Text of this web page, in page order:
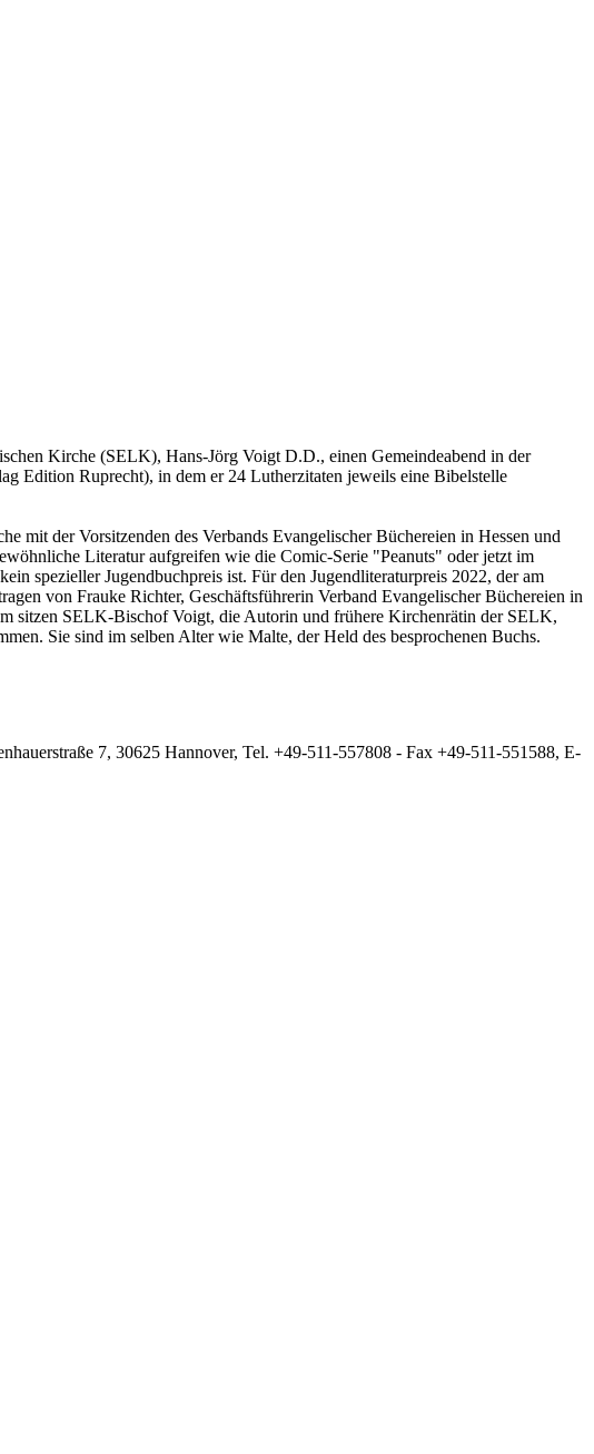
Kirche (SELK), Hans-Jörg Voigt D.D., einen Gemeindeabend in der
Edition Ruprecht), in dem er 24 Lutherzitaten jeweils eine Bibelstelle
der Vorsitzenden des Verbands Evangelischer Büchereien in Hessen und
Literatur aufgreifen wie die Comic-Serie "Peanuts" oder jetzt im
spezieller Jugendbuchpreis ist. Für den Jugendliteraturpreis 2022, der am
von Frauke Richter, Geschäftsführerin Verband Evangelischer Büchereien in
sitzen SELK-Bischof Voigt, die Autorin und frühere Kirchenrätin der SELK,
Sie sind im selben Alter wie Malte, der Held des besprochenen Buchs.
7, 30625 Hannover, Tel. +49-511-557808 - Fax +49-511-551588, E-